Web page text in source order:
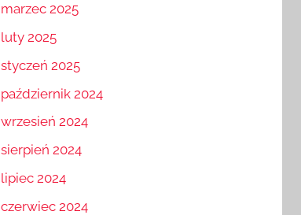
marzec 2025
luty 2025
styczeń 2025
październik 2024
wrzesień 2024
sierpień 2024
lipiec 2024
czerwiec 2024